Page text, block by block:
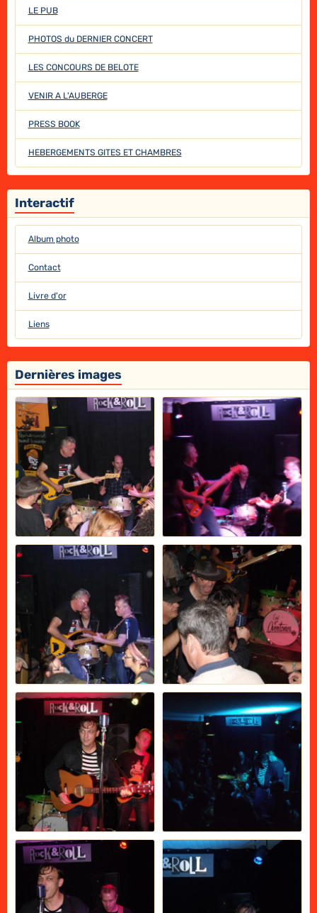
LE PUB
PHOTOS du DERNIER CONCERT
LES CONCOURS DE BELOTE
VENIR A L'AUBERGE
PRESS BOOK
HEBERGEMENTS GITES ET CHAMBRES
Interactif
Album photo
Contact
Livre d'or
Liens
Dernières images